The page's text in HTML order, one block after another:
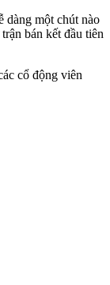
dàng một chút nào
bán kết đầu tiên
cổ động viên